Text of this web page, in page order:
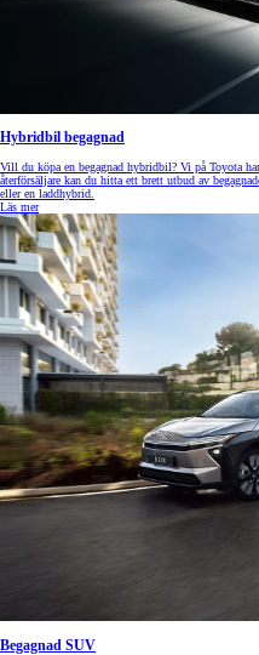
Hybridbil begagnad
Vill du köpa en begagnad hybridbil? Vi på Toyota
återförsäljare kan du hitta ett brett utbud av
eller en laddhybrid.
Läs mer
Begagnad SUV